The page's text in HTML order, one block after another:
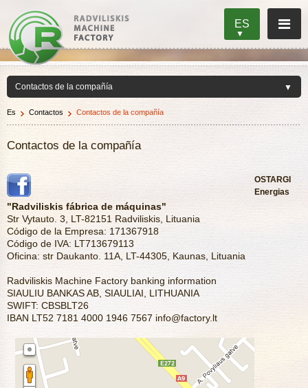
ES
Es Contactos Contactos de la compañía
Contactos de la compañía
"Radviliskis fábrica de máquinas"
Str Vytauto. 3, LT-82151 Radviliskis, Lituania
Código de la Empresa: 171367918
Código de IVA: LT713679113
Oficina: str Daukanto. 11A, LT-44305, Kaunas, Lituania
Radviliskis Machine Factory banking information
SIAULIU BANKAS AB, SIAULIAI, LITHUANIA
SWIFT: CBSBLT26
IBAN LT52 7181 4000 1946 7567 info@factory.lt
OSTARGI
Energias